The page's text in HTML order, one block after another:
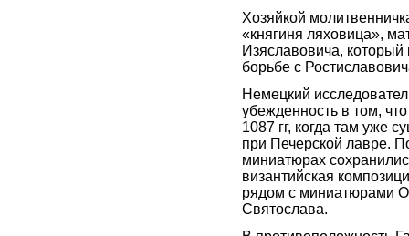
Хозяйкой
«княгиня ляховица»,
Изяславовича,
борьбе с
Немецкий
убежденность в том,
1087 гг, когда там уже
при Печерской лавре.
миниатюрах
византийская
рядом с миниатюрами
Святослава.